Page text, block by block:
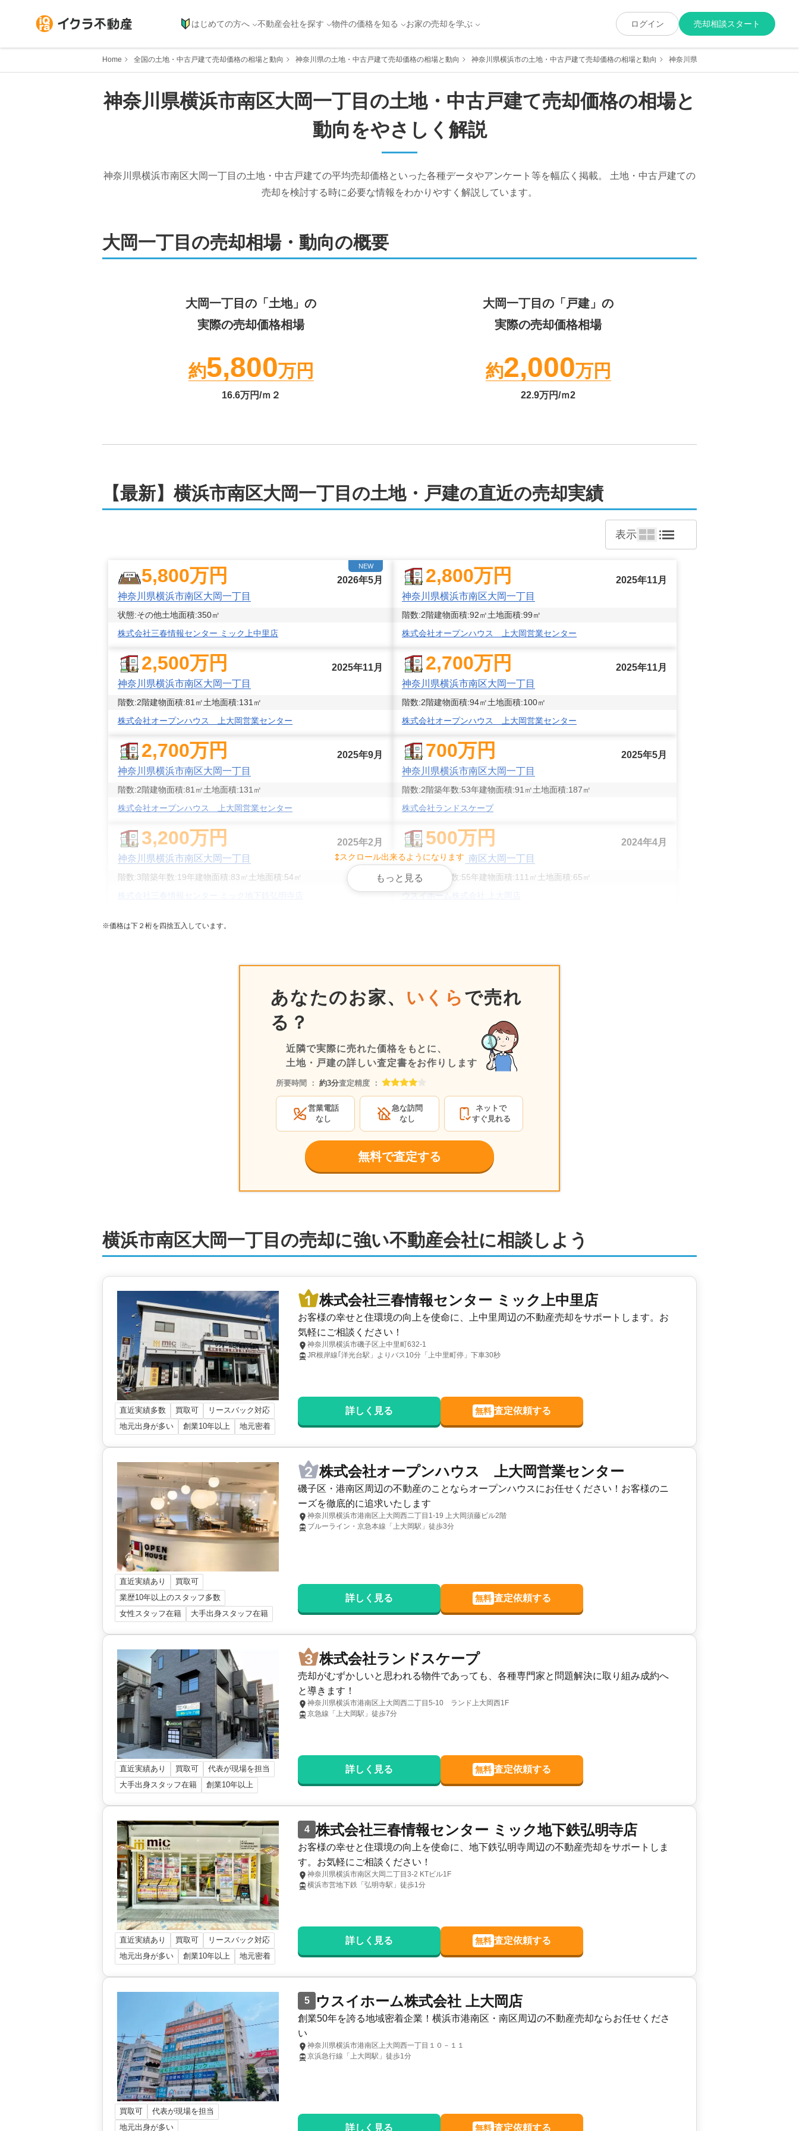
はじめての方へ 不動産会社を探す 物件の価格を知る お家の売却を学ぶ ログイン 売却相談スタート
Home 全国の土地・中古戸建て売却価格の相場と動向 神奈川県の土地・中古戸建て売却価格の相場と動向 神奈川県横浜市の土地・中古戸建て売却価格の相場と動向 神奈川県横浜市南区の土地・中古戸建
神奈川県横浜市南区大岡一丁目 の土地・中古戸建て売却価格の相場と
動向をやさしく解説
神奈川県横浜市南区大岡一丁目 の土地・中古戸建ての平均売却価格といった各種データやアンケート等を幅広く掲載。 土地・中古戸建ての
売却を検討する時に必要な情報をわかりやすく解説しています。
大岡一丁目 の売却相場・動向の概要
大岡一丁目 の「土地」の
実際の売却価格相場
約5,800万円
16.6万円/ｍ２
大岡一丁目 の「戸建」の
実際の売却価格相場
約2,000万円
22.9万円/ｍ2
【最新】横浜市南区大岡一丁目の土地・戸建の直近の売却実績
表示
NEW
5,800万円
2026年5月
神奈川県横浜市南区大岡一丁目
状態:その他土地面積:350㎡
株式会社三春情報センター ミック上中里店
2,800万円
2025年11月
神奈川県横浜市南区大岡一丁目
階数:2階建物面積:92㎡土地面積:99㎡
株式会社オープンハウス 上大岡営業センター
2,500万円
2025年11月
神奈川県横浜市南区大岡一丁目
階数:2階建物面積:81 ㎡土地面積:131 ㎡
株式会社オープンハウス 上大岡営業センター
2,700万円
2025年11月
神奈川県横浜市南区大岡一丁目
階数:2階建物面積:94㎡土地面積:100㎡
株式会社オープンハウス 上大岡営業センター
2,700万円
2025年9月
神奈川県横浜市南区大岡一丁目
階数:2階建物面積:81 ㎡土地面積:131 ㎡
株式会社オープンハウス 上大岡営業センター
700万円
2025年5月
神奈川県横浜市南区大岡一丁目
階数:2階築年数:53年建物面積:91 ㎡土地面積:187㎡
株式会社ランドスケープ
3,200万円
2025年2月
神奈川県横浜市南区大岡一丁目
階数:3階築年数:19年建物面積:83㎡ 土地面積:54㎡
株式会社三春情報センター ミック地下鉄弘明寺店
500万円
2024年4月
神奈川県横浜市南区大岡一丁目
階数:2 築年数:55年建物面積:111 ㎡ 土地面積:65㎡
ウスイホーム株式会社 上大岡店
80万円
73㎡土地面積:74㎡
階数:2階築年数:60年建物面積:73㎡土地面積:
株式会社三春情報センター ミック地下鉄弘明寺店
3,900 万円
神奈川県横浜市南区大岡一丁目
階数:2 階築年数: 建物面積:
株式会社三春情報センター ミック地下鉄弘明寺店
2022年7月
4,500万円
神奈川県横浜市南区大岡一丁目
階数:2階建物面積:101㎡
朝日土地建物株式会社 横浜支店
2022年4月
株式会社オープンハウス 上大岡営業センター
4,300万円
株式会社オープンハウス 上大岡営業センター
1,100万円
2022年1月
神奈川県横浜市南区大岡一丁目
階数:2階築年数:49年建物面積:61㎡土地面積:
㎡
大成有楽不動産販売株式会社 横浜センター
4,700万円
2021年12月
神奈川県横浜市南区大岡一丁目
階数: 2階建物面積: 105㎡土地面積:119㎡
4,000万円
神奈川県横浜市南区大岡一丁目
階数:3階建物面積:108㎡土地面積:62㎡
株式会社オープンハウス 上大岡営業センター
1,300 万円
築年数:
㎡
センチュリー21 株式会社スターライフ
スクロール出来るようになります
もっと見る
※価格は下２桁を四捨五入しています。
あなたのお家、 いくら で売れ
る？
近隣で実際に売れた価格をもとに、
土地・戸建の詳しい査定書をお作りします
所要時間 ： 約3分査定精度 ：
営業電話
なし
急な訪問
なし
ネットで
すぐ見れる
無料で査定する
横浜市南区大岡一丁目の売却に強い不動産会社に相談しよう
直近実績多数 買取可
リースバック対応
地元出身が多い
創業10年以上 地元密着
株式会社三春情報センター ミック上中里店
お客様の幸せと住環境の向上を使命に、上中里周辺の不動産売却をサポートします。お
気軽にご相談ください！
神奈川県横浜市磯子区上中里町632-1
JR根岸線｢洋光台駅」よりバス10分「上中里町停」下車30秒
詳しく見る 無料 査定依頼する
直近実績あり
買取可
業歴10年以上のスタッフ多数
女性スタッフ在籍
大手出身スタッフ在籍
株式会社オープンハウス 上大岡営業センター
磯子区・港南区周辺の不動産のことならオープンハウスにお任せください！お客様のニ
ーズを徹底的に追求いたします
神奈川県横浜市港南区上大岡西二丁目1-19 上大岡須藤ビル2階
ブルーライン・京急本線「上大岡駅」徒歩3分
詳しく見る 無料 査定依頼する
直近実績あり 買取可
代表が現場を担当
大手出身スタッフ在籍
創業10年以上
株式会社ランドスケープ
売却がむずかしいと思われる物件であっても、各種専門家と問題解決に取り組み成約へ
と導きます！
神奈川県横浜市港南区上大岡西二丁目5-10 ランド上大岡西1F
京急線「上大岡駅」徒歩7分
詳しく見る 無料 査定依頼する
直近実績あり 買取可
リースバック対応
地元出身が多い
創業10年以上 地元密着
4 株式会社三春情報センター ミック地下鉄弘明寺店
お客様の幸せと住環境の向上を使命に、地下鉄弘明寺周辺の不動産売却をサポートしま
す。お気軽にご相談ください！
神奈川県横浜市南区大岡二丁目3-2 KTビル1F
横浜市営地下鉄「弘明寺駅」徒歩1分
詳しく見る 無料 査定依頼する
買取可
代表が現場を担当
地元出身が多い
5 ウスイホーム株式会社 上大岡店
創業50年を誇る地域密着企業！横浜市港南区・南区周辺の不動産売却ならお任せくださ
い
神奈川県横浜市港南区上大岡西一丁目１０－１１
京浜急行線「上大岡駅」徒歩1分
詳しく見る 無料 査定依頼する